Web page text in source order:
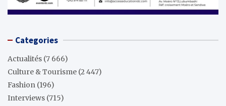
Categories
Actualités (7 666)
Culture & Tourisme (2 447)
Fashion (196)
Interviews (715)